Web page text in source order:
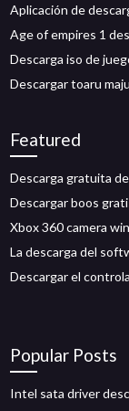
Aplicación de
Age of empires 1
Descarga iso de
Descargar toaru
Featured
Descarga gratuita
Descargar boos
Xbox 360 camera
La descarga del
Descargar el
Popular Posts
Intel sata driver